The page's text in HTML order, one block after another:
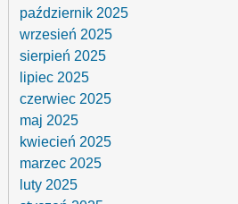
październik 2025
wrzesień 2025
sierpień 2025
lipiec 2025
czerwiec 2025
maj 2025
kwiecień 2025
marzec 2025
luty 2025